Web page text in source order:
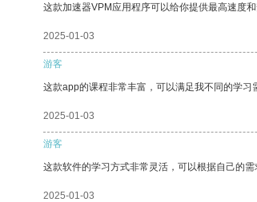
这款加速器VPM应用程序可以给你提供最高速度
2025-01-03
游客
这款app的课程非常丰富，可以满足我不同的学习
2025-01-03
游客
这款软件的学习方式非常灵活，可以根据自己的需
2025-01-03